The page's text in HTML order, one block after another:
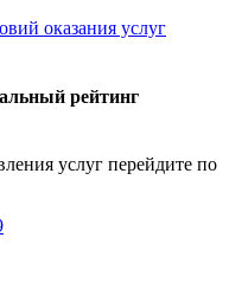
оказания услуг
рейтинг
услуг перейдите по